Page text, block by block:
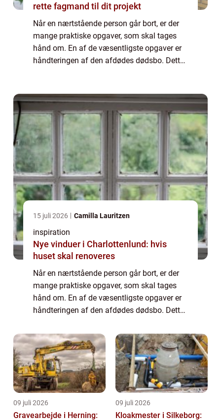
rette fagmand til dit projekt
Når en nærtstående person går bort, er der
mange praktiske opgaver, som skal tages
hånd om. En af de væsentligste opgaver er
håndteringen af den afdødes dødsbo. Dette
15 juli 2026 Camilla Lauritzen
inspiration
Nye vinduer i Charlottenlund: hvis
huset skal renoveres
Når en nærtstående person går bort, er der
mange praktiske opgaver, som skal tages
hånd om. En af de væsentligste opgaver er
håndteringen af den afdødes dødsbo. Dette
09 juli 2026
Gravearbejde i Herning:
09 juli 2026
Kloakmester i Silkeborg: